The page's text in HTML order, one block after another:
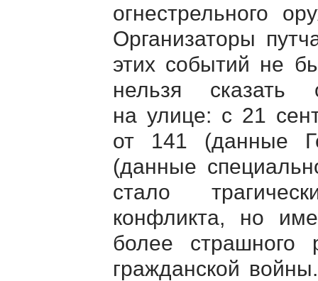
огнестрельного
Организаторы
этих событий не
нельзя сказать
на улице: с 21
от 141 (данные
(данные
стало
конфликта, но
более страшного
гражданской